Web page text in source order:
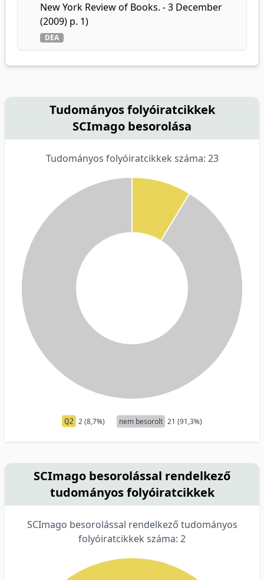
New York Review of Books. - 3 December
(2009) p. 1)
DEA
Tudományos folyóiratcikkek
SCImago besorolása
Tudományos folyóiratcikkek száma: 23
Q2 2 (8,7%) nem besorolt 21 (91,3%)
SCImago besorolással rendelkező
tudományos folyóiratcikkek
SCImago besorolással rendelkező tudományos
folyóiratcikkek száma: 2